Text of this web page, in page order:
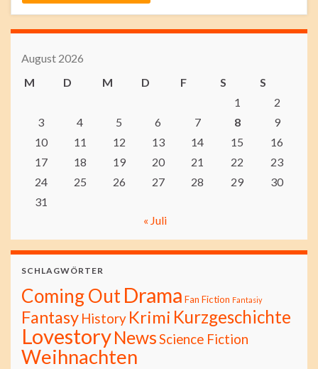
August 2026
M
D M D F S
S
1
2
3
4 5 6 7 8
9
10
11 12 13 14 15
16
17
18 19 20 21 22
23
24
25 26 27 28 29
30
31
« Juli
SCHLAGWÖRTER
Coming OutDrama Fan Fiction Fantasiy
Fantasy History Krimi Kurzgeschichte
LovestoryNewsScience Fiction
Weihnachten